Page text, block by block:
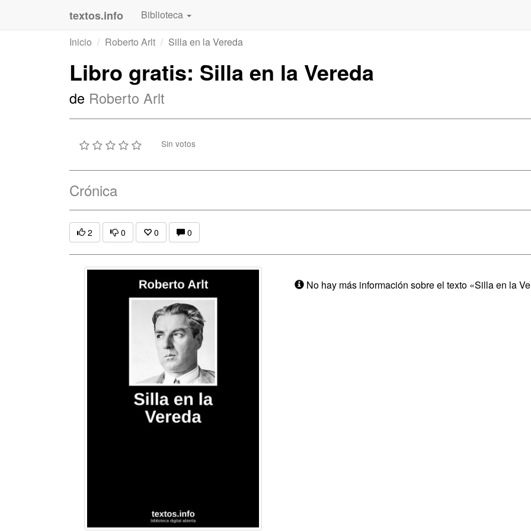
textos.info Biblioteca
Inicio
Roberto Arlt Silla en la Vereda
Libro gratis: Silla en la Vereda
de Roberto Arlt
Sin votos
Crónica
2 0 0 0
No hay más información sobre el texto «Silla en la